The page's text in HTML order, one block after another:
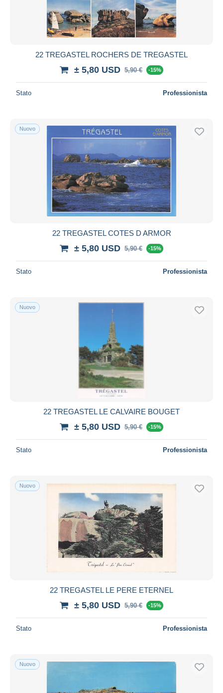
22 TREGASTEL ROCHERS DE TREGASTEL
± 5,80 USD 5,90 € -15%
Stato Professionista
Nuovo
22 TREGASTEL COTES D ARMOR
± 5,80 USD 5,90 € -15%
Stato Professionista
Nuovo
22 TREGASTEL LE CALVAIRE BOUGET
± 5,80 USD 5,90 € -15%
Stato Professionista
Nuovo
22 TREGASTEL LE PERE ETERNEL
± 5,80 USD 5,90 € -15%
Stato Professionista
Nuovo